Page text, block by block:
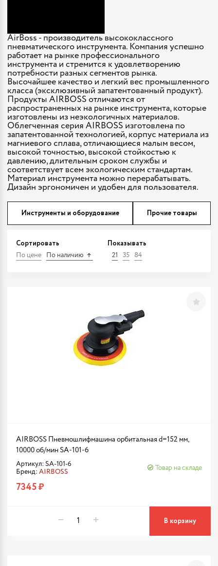
AirBoss - производитель высококлассного
пневматического инструмента. Компания успешно
работает на рынке профессионального
инструмента и стремится к удовлетворению
потребности разных сегментов рынка.
Высочайшее качество и легкий вес промышленного
класса (эксклюзивный запатентованный продукт).
Продукты AIRBOSS отличаются от
распространенных на рынке инструмента, которые
изготовлены из неэкологичных материалов.
Облегченная серия AIRBOSS изготовлена по
запатентованной технологией, корпус материала из
магниевого сплава, отличающиеся малым весом,
высокой точностью, высокой стойкостью к
давлению, длительным сроком службы и
соответствует всем экологическим стандартам.
Материал инструмента можно перерабатывать.
Дизайн эргономичен и удобен для пользователя.
Инструменты и оборудование Прочие товары
Сортировать
По цене По наличию
Показывать
21 35 84
AIRBOSS Пневмошлифмашина орбитальная d=152 мм,
10000 об/мин SA-101-6
Артикул: SA-101-6
Бренд: AIRBOSS
Товар на складе
7345 ₽
В корзину